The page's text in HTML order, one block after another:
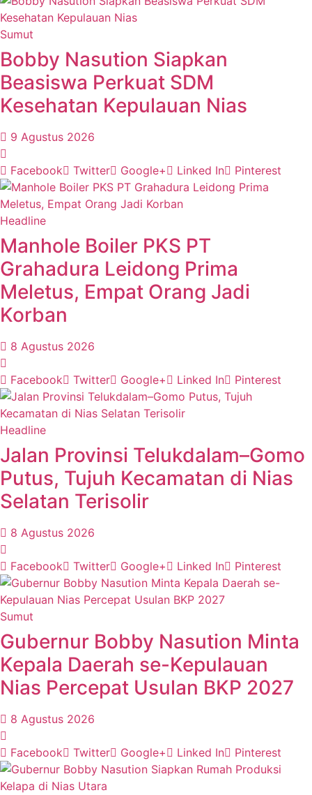
Sumut
Bobby Nasution Siapkan
Beasiswa Perkuat SDM
Kesehatan Kepulauan Nias
9 Agustus 2026
Facebook Twitter Google+ Linked In Pinterest
Headline
Manhole Boiler PKS PT
Grahadura Leidong Prima
Meletus, Empat Orang Jadi
Korban
8 Agustus 2026
Facebook Twitter Google+ Linked In Pinterest
Headline
Jalan Provinsi Telukdalam–Gomo
Putus, Tujuh Kecamatan di Nias
Selatan Terisolir
8 Agustus 2026
Facebook Twitter Google+ Linked In Pinterest
Sumut
Gubernur Bobby Nasution Minta
Kepala Daerah se-Kepulauan
Nias Percepat Usulan BKP 2027
8 Agustus 2026
Facebook Twitter Google+ Linked In Pinterest